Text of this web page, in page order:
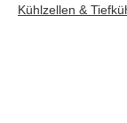
Kühlzellen &